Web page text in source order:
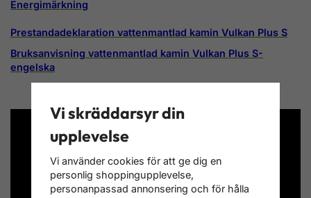
Energimärkning
Prestandadeklaration vattenmantlad kamin Vulkan Plus S
Bruksanvisning vattenmantlad kamin Vulkan Plus S-
engelska
Vi skräddarsyr din
upplevelse
Vi använder cookies för att ge dig en
personlig shoppingupplevelse,
personanpassad annonsering och för hålla